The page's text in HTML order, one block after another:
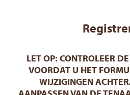
LET OP: CONTROLEER
VOORDAT U HET
WIJZIGINGEN